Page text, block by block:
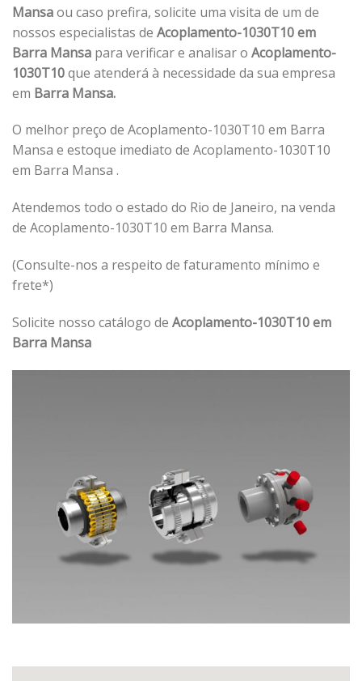
Mansaou caso prefira, solicite uma visita de um de
nossos especialistas de Acoplamento-1030T10 em
Barra Mansa para verificar e analisar o Acoplamento-
1030T10que atenderá à necessidade da sua empresa
em Barra Mansa.
O melhor preço de Acoplamento-1030T10 em Barra
Mansa e estoque imediato de Acoplamento-1030T10
em Barra Mansa .
Atendemos todo o estado do Rio de Janeiro, na venda
de Acoplamento-1030T10 em Barra Mansa.
(Consulte-nos a respeito de faturamento mínimo e
frete*)
Solicite nosso catálogo de Acoplamento-1030T10 em
Barra Mansa